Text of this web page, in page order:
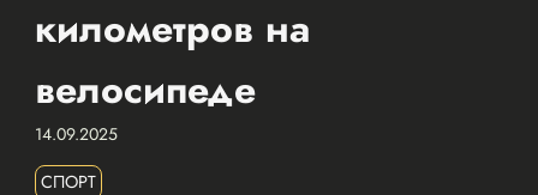
километров на
велосипеде
14.09.2025
СПОРТ